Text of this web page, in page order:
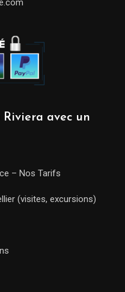
avec un
– Nos Tarifs
(visites, excursions)